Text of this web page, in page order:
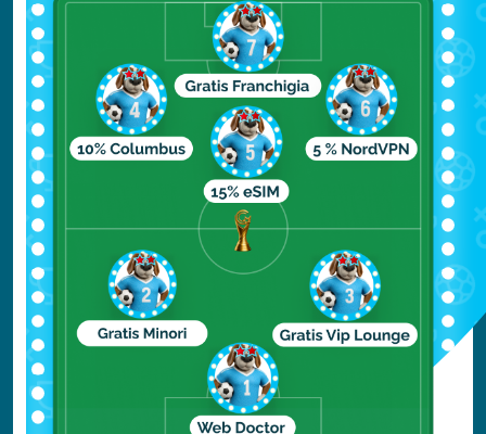
Nelle Isole Cooknon c’è una vera e propria
stagione secca, per fortuna però, ad agosto,
il caldo è temperato dagli alisei e le piogge,
sotto forma di rovesci improvvisi, lasciano
poco dopo tempo posto al sole.
La parte meridionale delle isole presenta
condizioni ancora migliori perché meno
piovosa e più fresca.
Anche sulle Isole Cookpotrai trovare
spiagge bianchissime, acque limpide e